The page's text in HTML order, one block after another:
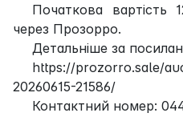
Початкова
через Прозорро.
Детальніше за
https://prozorro.sale/
20260615-21586/
Контактний номер: